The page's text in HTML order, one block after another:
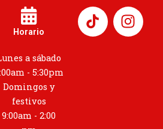
Horario
a sábado
- 5:30pm
Domingos y
festivos
9:00am - 2:00
I
n
s